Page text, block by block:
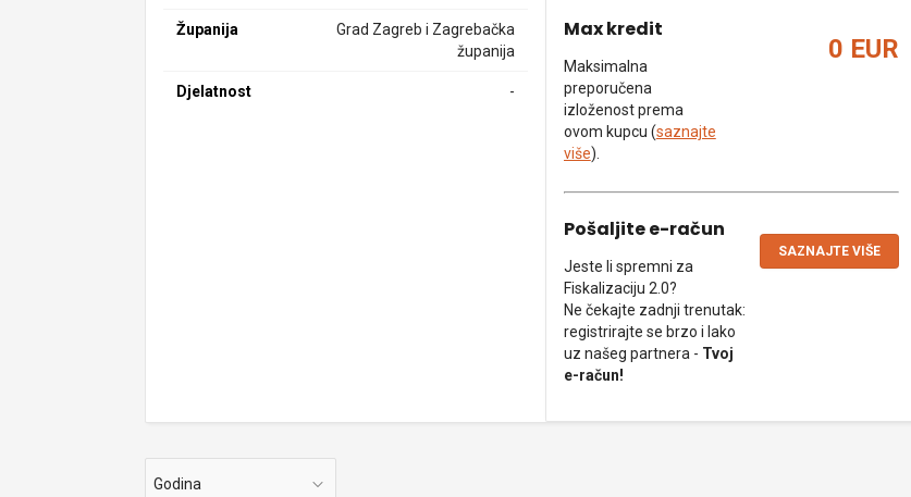
Županija
Grad Zagreb i Zagrebačka
županija
Djelatnost -
Max kredit
Maksimalna
preporučena
izloženost prema
ovom kupcu (saznajte
više).
0 EUR
Pošaljite e-račun
Jeste li spremni za
Fiskalizaciju 2.0?
Ne čekajte zadnji trenutak:
registrirajte se brzo i lako
uz našeg partnera - Tvoj
e-račun!
SAZNAJTE VIŠE
Godina